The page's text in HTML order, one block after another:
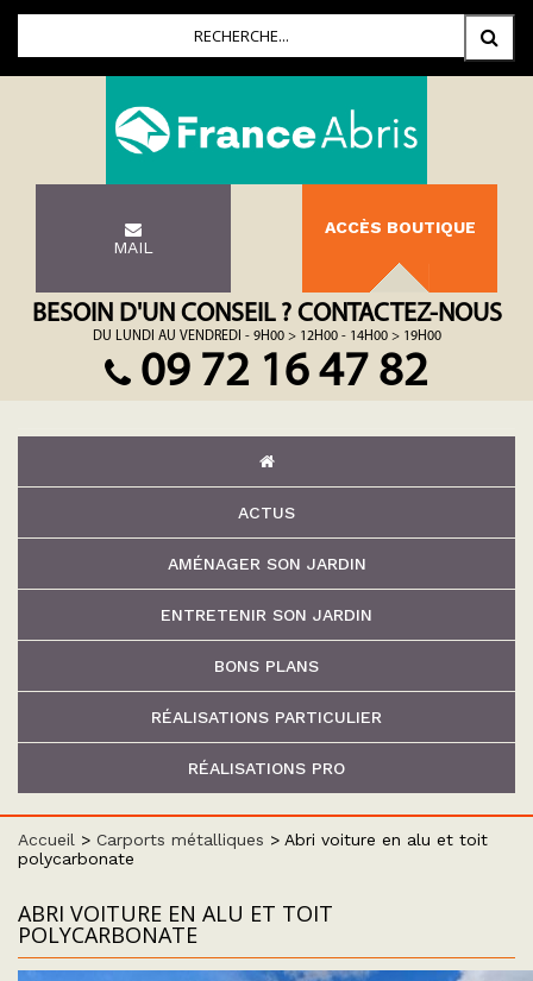
MAIL
ACCÈS BOUTIQUE
BESOIN D'UN CONSEIL ? CONTACTEZ-NOUS
DU LUNDI AU VENDREDI - 9H00 > 12H00 - 14H00 > 19H00
09 72 16 47 82
ACTUS
AMÉNAGER SON JARDIN
ENTRETENIR SON JARDIN
BONS PLANS
RÉALISATIONS PARTICULIER
RÉALISATIONS PRO
Accueil > Carports métalliques > Abri voiture en alu et toit
polycarbonate
ABRI VOITURE EN ALU ET TOIT
POLYCARBONATE